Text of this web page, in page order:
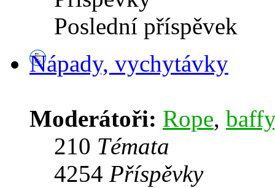
Poslední příspěvek
Nápady, vychytávky
Moderátoři: Rope, baffy
210 Témata
4254 Příspěvky